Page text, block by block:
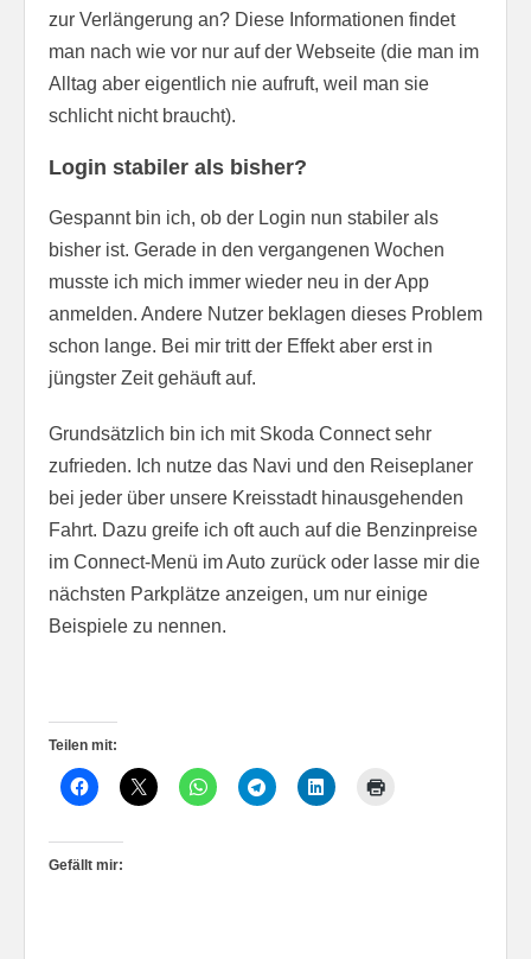
zur Verlängerung an? Diese Informationen findet
man nach wie vor nur auf der Webseite (die man im
Alltag aber eigentlich nie aufruft, weil man sie
schlicht nicht braucht).
Login stabiler als bisher?
Gespannt bin ich, ob der Login nun stabiler als
bisher ist. Gerade in den vergangenen Wochen
musste ich mich immer wieder neu in der App
anmelden. Andere Nutzer beklagen dieses Problem
schon lange. Bei mir tritt der Effekt aber erst in
jüngster Zeit gehäuft auf.
Grundsätzlich bin ich mit Skoda Connect sehr
zufrieden. Ich nutze das Navi und den Reiseplaner
bei jeder über unsere Kreisstadt hinausgehenden
Fahrt. Dazu greife ich oft auch auf die Benzinpreise
im Connect-Menü im Auto zurück oder lasse mir die
nächsten Parkplätze anzeigen, um nur einige
Beispiele zu nennen.
Teilen mit:
Gefällt mir: